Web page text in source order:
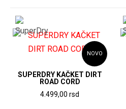
NOVO
SUPERDRY KAČKET DIRT
ROAD CORD
4.499,00rsd